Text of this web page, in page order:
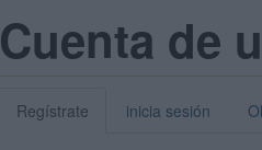
Cuenta de
Regístrate inicia sesión